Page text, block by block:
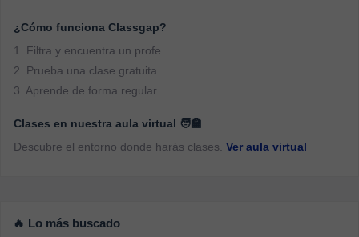
¿Cómo funciona Classgap?
1. Filtra y encuentra un profe
2. Prueba una clase gratuita
3. Aprende de forma regular
Clases en nuestra aula virtual 🧑‍🏫
Descubre el entorno donde harás clases. Ver aula virtual
🔥 Lo más buscado